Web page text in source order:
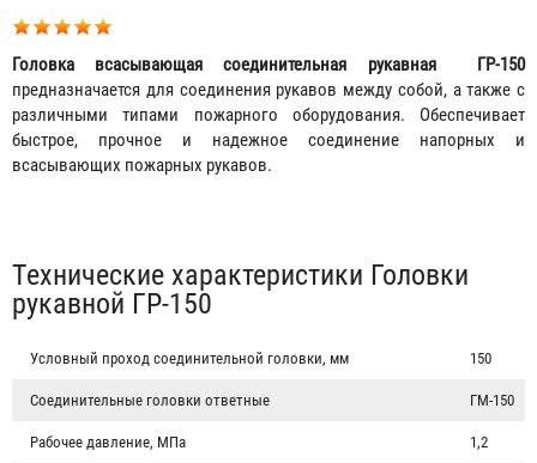
Головка всасывающая соединительная рукавная ГР-150
предназначается для соединения рукавов между собой, а также с
различными типами пожарного оборудования. Обеспечивает
быстрое, прочное и надежное соединение напорных и
всасывающих пожарных рукавов.
Табы
Технические характеристики Головки
рукавной ГР-150
Условный проход соединительной головки, мм 150
Соединительные головки ответные ГМ-150
Рабочее давление, МПа 1,2